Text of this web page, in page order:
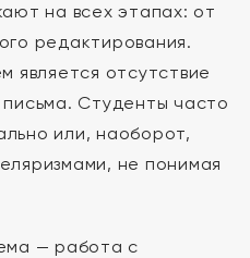
на всех этапах: от
редактирования.
является отсутствие
Студенты часто
или, наоборот,
не понимая
— работа с